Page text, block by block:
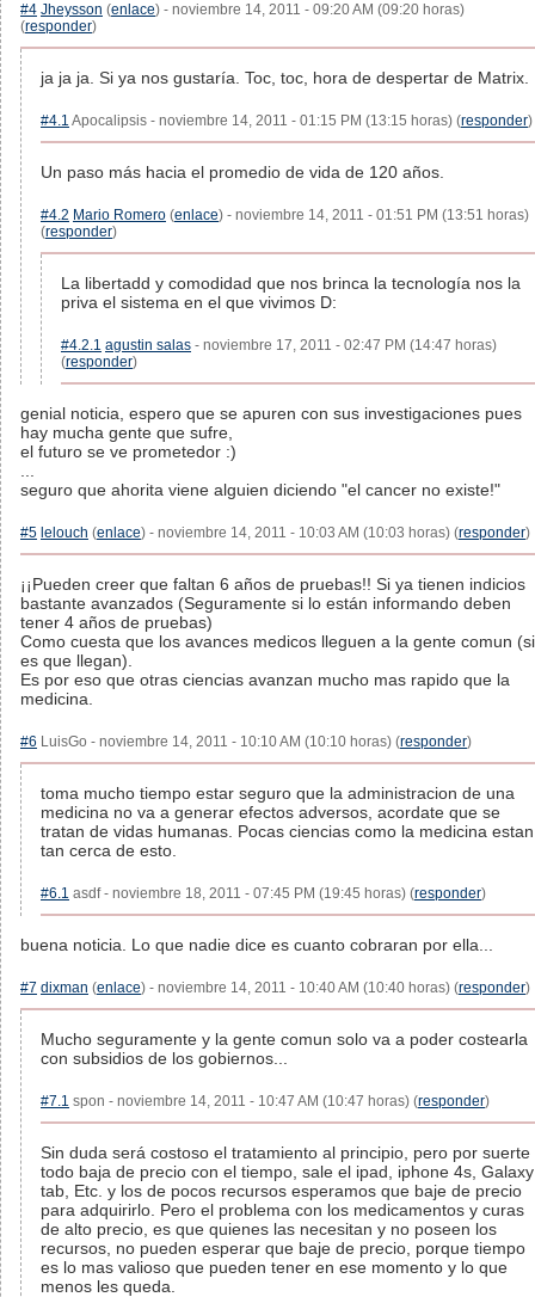
#4 Jheysson (enlace) - noviembre 14, 2011 - 09:20 AM (09:20 horas)
(responder)
ja ja ja. Si ya nos gustaría. Toc, toc, hora de despertar de Matrix.
#4.1 Apocalipsis - noviembre 14, 2011 - 01:15 PM (13:15 horas) (responder)
Un paso más hacia el promedio de vida de 120 años.
#4.2 Mario Romero (enlace) - noviembre 14, 2011 - 01:51 PM (13:51 horas)
(responder)
La libertadd y comodidad que nos brinca la tecnología nos la
priva el sistema en el que vivimos D:
#4.2.1 agustin salas - noviembre 17, 2011 - 02:47 PM (14:47 horas)
(responder)
genial noticia, espero que se apuren con sus investigaciones pues
hay mucha gente que sufre,
el futuro se ve prometedor :)
seguro que ahorita viene alguien diciendo "el cancer no existe!"
#5 lelouch (enlace) - noviembre 14, 2011 - 10:03 AM (10:03 horas) (responder)
¡¡Pueden creer que faltan 6 años de pruebas!! Si ya tienen indicios
bastante avanzados (Seguramente si lo están informando deben
tener 4 años de pruebas)
Como cuesta que los avances medicos lleguen a la gente comun (si
es que llegan).
Es por eso que otras ciencias avanzan mucho mas rapido que la
medicina.
#6 LuisGo - noviembre 14, 2011 - 10:10 AM (10:10 horas) (responder)
toma mucho tiempo estar seguro que la administracion de una
medicina no va a generar efectos adversos, acordate que se
tratan de vidas humanas. Pocas ciencias como la medicina estan
tan cerca de esto.
#6.1 asdf - noviembre 18, 2011 - 07:45 PM (19:45 horas) (responder)
buena noticia. Lo que nadie dice es cuanto cobraran por ella...
#7 dixman (enlace) - noviembre 14, 2011 - 10:40 AM (10:40 horas) (responder)
Mucho seguramente y la gente comun solo va a poder costearla
con subsidios de los gobiernos...
#7.1 spon - noviembre 14, 2011 - 10:47 AM (10:47 horas) (responder)
Sin duda será costoso el tratamiento al principio, pero por suerte
todo baja de precio con el tiempo, sale el ipad, iphone 4s, Galaxy
tab, Etc. y los de pocos recursos esperamos que baje de precio
para adquirirlo. Pero el problema con los medicamentos y curas
de alto precio, es que quienes las necesitan y no poseen los
recursos, no pueden esperar que baje de precio, porque tiempo
es lo mas valioso que pueden tener en ese momento y lo que
menos les queda.